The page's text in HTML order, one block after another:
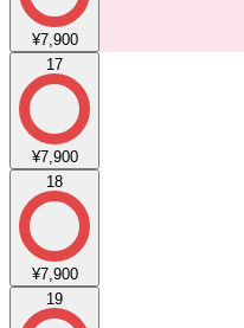
¥7,900
17
¥7,900
18
¥7,900
19